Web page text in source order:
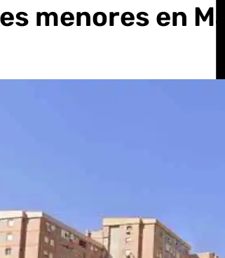
menores en